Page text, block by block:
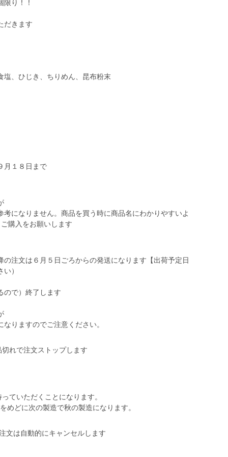
り！！
だきます
、ひじき、ちりめん、昆布粉末
１８日まで
になりません。商品を買う時に商品名にわかりやすいよ
購入をお願いします
注文は６月５日ごろからの発送になります【出荷予定日
）
ので）終了します
りますのでご注意ください。
れで注文ストップします
ていただくことになります。
めどに次の製造で秋の製造になります。
は自動的にキャンセルします